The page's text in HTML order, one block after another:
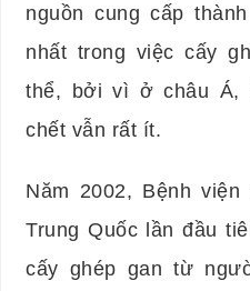
nguồn cung cấp
nhất trong việc cấy
thể, bởi vì ở châu Á,
chết vẫn rất ít.
Năm 2002, Bệnh
Trung Quốc lần đầu
cấy ghép gan từ